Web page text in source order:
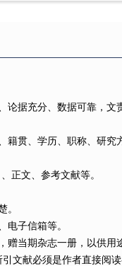
据充分、数据可靠，文
贯、学历、职称、研究
正文、参考文献等。
。
子信箱等。
当期杂志一册，以供用
文献必须是作者直接阅